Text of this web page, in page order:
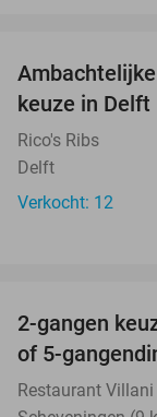
keuze in Delft
Rico's Ribs
Delft
Verkocht: 12
2-gangen
of 5-
Restaurant Villani